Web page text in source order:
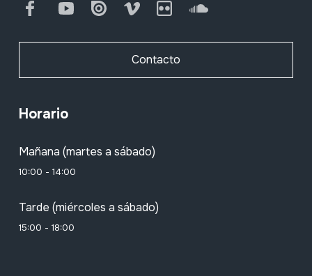
FacebookYoutube Issuu Vimeo Flickr SoundCloud
Contacto
Horario
Mañana (martes a sábado)
10:00 - 14:00
Tarde (miércoles a sábado)
15:00 - 18:00